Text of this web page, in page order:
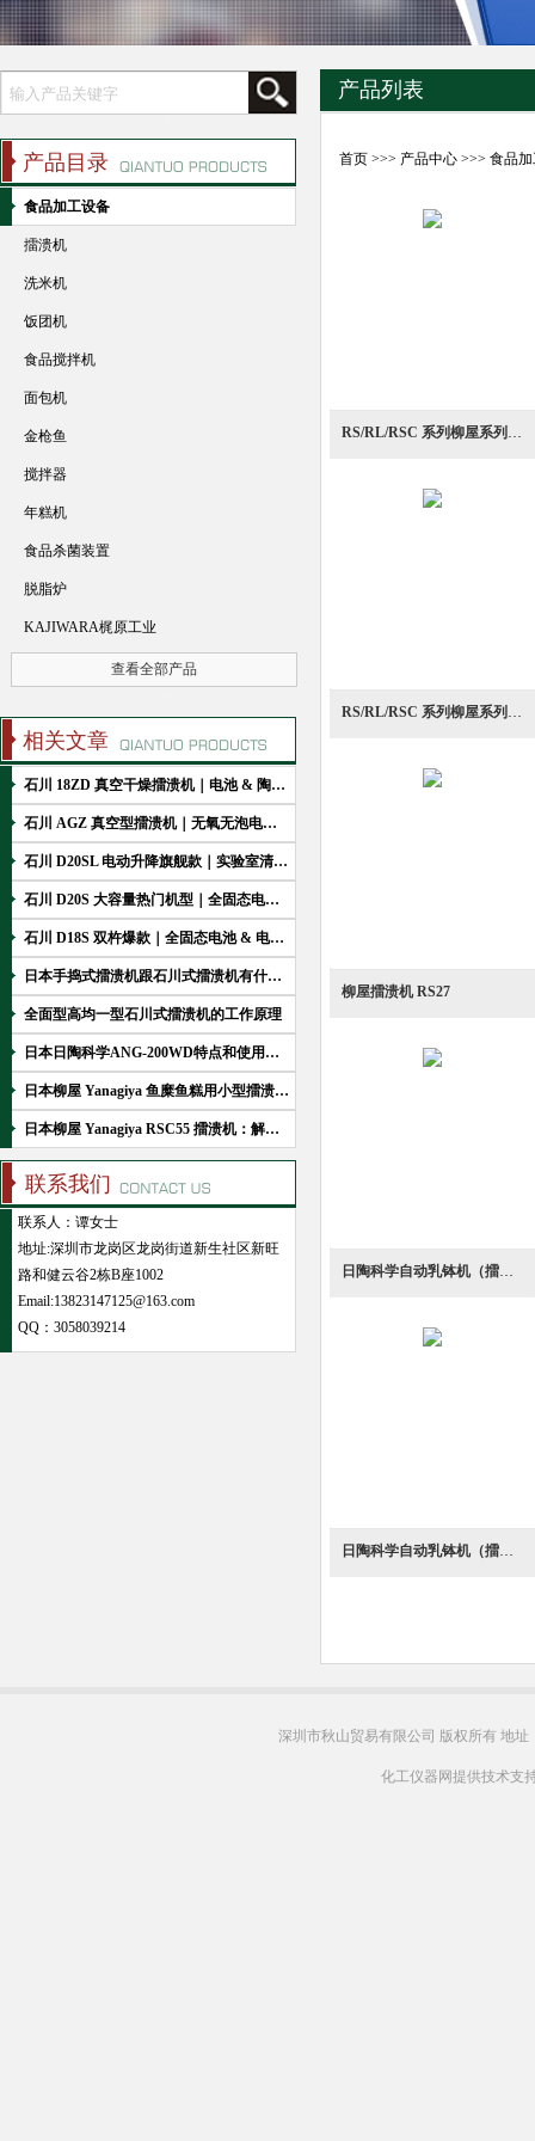
产品列表
首页 >>> 产品中心 >>>食品
RS/RL/RSC 系列柳屋系列食品擂溃机
RS/RL/RSC 系列柳屋系列商用食品擂溃机
柳屋擂溃机 RS27
日陶科学自动乳钵机（擂溃机）ANM-150
日陶科学自动乳钵机（擂溃机）AMG-178WD
产品目录
食品加工设备
擂溃机
洗米机
饭团机
食品搅拌机
面包机
金枪鱼
搅拌器
年糕机
食品杀菌装置
脱脂炉
KAJIWARA梶原工业
查看全部产品
相关文章
石川 18ZD 真空干燥擂溃机｜电池 & 陶瓷浓缩干燥一体神装
石川 AGZ 真空型擂溃机｜无氧无泡电池 & 电子浆料专用
石川 D20SL 电动升降旗舰款｜实验室清洁换料王
石川 D20S 大容量热门机型｜全固态电池中试级研发的选择
石川 D18S 双杵爆款｜全固态电池 & 电子材料全能王
日本手捣式擂溃机跟石川式擂溃机有什么区别呢
全面型高均一型石川式擂溃机的工作原理
日本日陶科学ANG-200WD特点和使用说明
日本柳屋 Yanagiya 鱼糜鱼糕用小型擂溃机技术文献
日本柳屋 Yanagiya RSC55 擂溃机：解决水产业高粘度食物分散难题的技术利器
联系我们
联系人：谭女士
地址:深圳市龙岗区龙岗街道新生社区新旺
路和健云谷2栋B座1002
Email:13823147125@163.com
QQ： 3058039214
深圳市秋山贸易有限公司 版权所有 地
化工仪器网提供技术支